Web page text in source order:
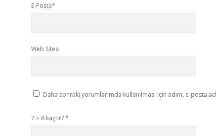
E-Posta*
Web Sitesi
Daha sonraki yorumlarımda kullanılması için adım, e-posta
7 + 8 kaçtır?*